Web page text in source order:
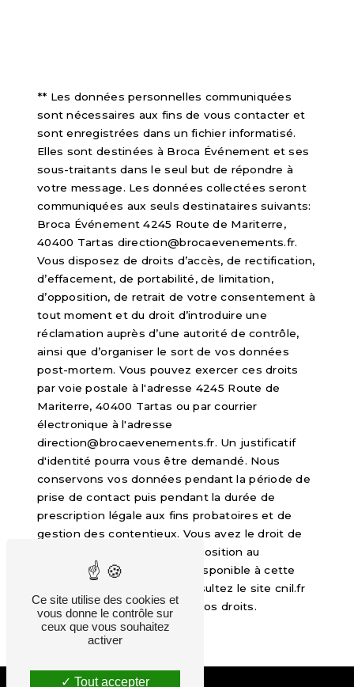
** Les données personnelles communiquées
sont nécessaires aux fins de vous contacter et
sont enregistrées dans un fichier informatisé.
Elles sont destinées à Broca Événement et ses
sous-traitants dans le seul but de répondre à
votre message. Les données collectées seront
communiquées aux seuls destinataires suivants:
Broca Événement 4245 Route de Mariterre,
40400 Tartas direction@brocaevenements.fr.
Vous disposez de droits d’accès, de rectification,
d’effacement, de portabilité, de limitation,
d’opposition, de retrait de votre consentement à
tout moment et du droit d’introduire une
réclamation auprès d’une autorité de contrôle,
ainsi que d’organiser le sort de vos données
post-mortem. Vous pouvez exercer ces droits
par voie postale à l'adresse 4245 Route de
Mariterre, 40400 Tartas ou par courrier
électronique à l'adresse
direction@brocaevenements.fr. Un justificatif
d'identité pourra vous être demandé. Nous
conservons vos données pendant la période de
prise de contact puis pendant la durée de
prescription légale aux fins probatoires et de
gestion des contentieux. Vous avez le droit de
vous inscrire sur la liste d'opposition au
démarchage téléphonique, disponible à cette
. Consultez le site cnil.fr
pour plus d’informations sur vos droits.
Ce site utilise des cookies et
vous donne le contrôle sur
ceux que vous souhaitez
activer
Tout accepter